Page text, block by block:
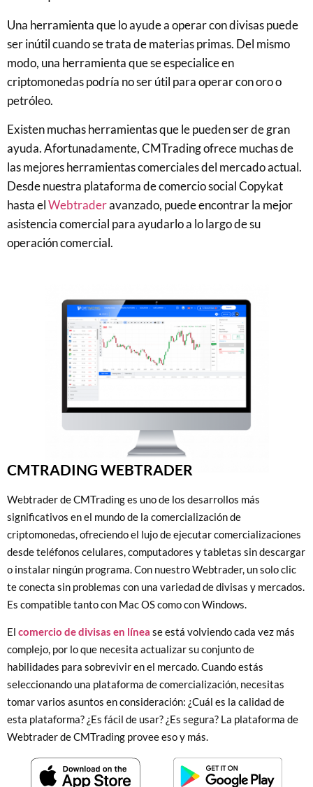
Una herramienta que lo ayude a operar con divisas puede
ser inútil cuando se trata de materias primas. Del mismo
modo, una herramienta que se especialice en
criptomonedas podría no ser útil para operar con oro o
petróleo.
Existen muchas herramientas que le pueden ser de gran
ayuda. Afortunadamente, CMTrading ofrece muchas de
las mejores herramientas comerciales del mercado actual.
Desde nuestra plataforma de comercio social Copykat
hasta elWebtraderavanzado, puede encontrar la mejor
asistencia comercial para ayudarlo a lo largo de su
operación comercial.
CMTRADING WEBTRADER
Webtrader de CMTrading es uno de los desarrollos más
significativos en el mundo de la comercialización de
criptomonedas, ofreciendo el lujo de ejecutar comercializaciones
desde teléfonos celulares, computadores y tabletas sin descargar
o instalar ningún programa. Con nuestro Webtrader, un solo clic
te conecta sin problemas con una variedad de divisas y mercados.
Es compatible tanto con Mac OS como con Windows.
El comercio de divisas en línea se está volviendo cada vez más
complejo, por lo que necesita actualizar su conjunto de
habilidades para sobrevivir en el mercado. Cuando estás
seleccionando una plataforma de comercialización, necesitas
tomar varios asuntos en consideración: ¿Cuál es la calidad de
esta plataforma? ¿Es fácil de usar? ¿Es segura? La plataforma de
Webtrader de CMTrading provee eso y más.